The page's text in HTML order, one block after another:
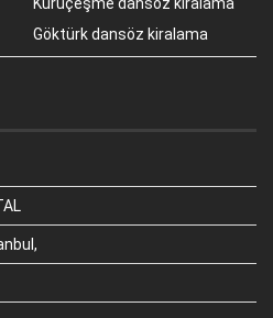
Göktürk dansöz kiralama